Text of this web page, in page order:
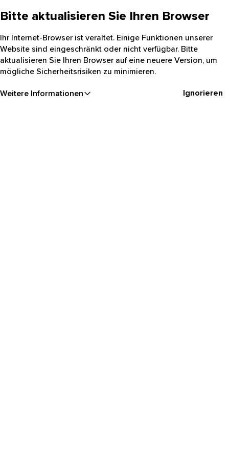
Bitte aktualisieren Sie Ihren Browser
Ihr Internet-Browser ist veraltet. Einige Funktionen unserer
Website sind eingeschränkt oder nicht verfügbar. Bitte
aktualisieren Sie Ihren Browser auf eine neuere Version, um
mögliche Sicherheitsrisiken zu minimieren.
Weitere Informationen Ignorieren